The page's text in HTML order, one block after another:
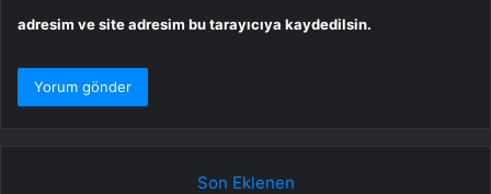
adresim ve site adresim bu tarayıcıya kaydedilsin.
Son Eklenen